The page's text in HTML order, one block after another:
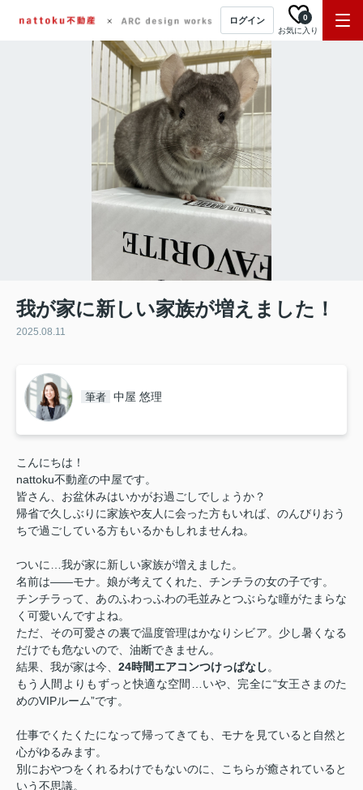
ログイン
お気に入り
0
我が家に新しい家族が増えました！
2025.08.11
筆者 中屋 悠理
こんにちは！
nattoku不動産の中屋です。
皆さん、お盆休みはいかがお過ごしでしょうか？
帰省で久しぶりに家族や友人に会った方もいれば、のんびりおう
ちで過ごしている方もいるかもしれませんね。
ついに…我が家に新しい家族が増えました。
名前は――モナ。娘が考えてくれた、チンチラの女の子です。
チンチラって、あのふわっふわの毛並みとつぶらな瞳がたまらな
く可愛いんですよね。
ただ、その可愛さの裏で温度管理はかなりシビア。少し暑くなる
だけでも危ないので、油断できません。
結果、我が家は今、 24時間エアコンつけっぱなし。
もう人間よりもずっと快適な空間…いや、完全に“女王さまのた
めのVIPルーム”です。
仕事でくたくたになって帰ってきても、モナを見ていると自然と
心がゆるみます。
別におやつをくれるわけでもないのに、こちらが癒されていると
いう不思議。